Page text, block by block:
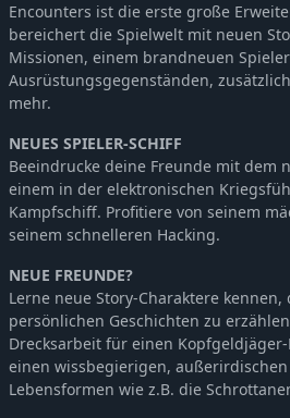
Encounters ist die erste große
bereichert die Spielwelt mit neuen
Missionen, einem brandneuen
Ausrüstungsgegenständen,
mehr.
NEUES SPIELER-SCHIFF
Beeindrucke deine Freunde mit dem
einem in der elektronischen
Kampfschiff. Profitiere von seinem
seinem schnelleren Hacking.
NEUE FREUNDE?
Lerne neue Story-Charaktere
persönlichen Geschichten zu
Drecksarbeit für einen
einen wissbegierigen,
Lebensformen wie z.B. die